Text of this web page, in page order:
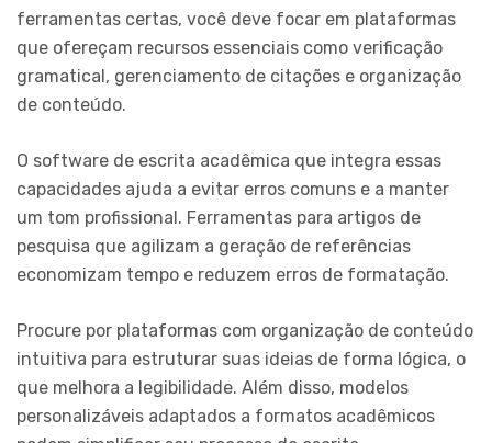
ferramentas certas, você deve focar em plataformas
que ofereçam recursos essenciais como verificação
gramatical, gerenciamento de citações e organização
de conteúdo.
O software de escrita acadêmica que integra essas
capacidades ajuda a evitar erros comuns e a manter
um tom profissional. Ferramentas para artigos de
pesquisa que agilizam a geração de referências
economizam tempo e reduzem erros de formatação.
Procure por plataformas com organização de conteúdo
intuitiva para estruturar suas ideias de forma lógica, o
que melhora a legibilidade. Além disso, modelos
personalizáveis adaptados a formatos acadêmicos